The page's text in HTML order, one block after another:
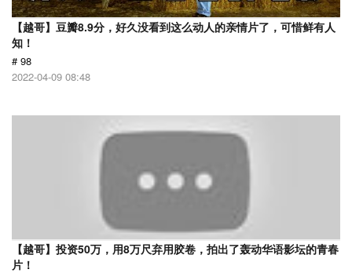
【越哥】豆瓣8.9分，好久没看到这么动人的亲情片了，可惜鲜有人
知！
# 98
2022-04-09 08:48
【越哥】投资50万，用8万尺弃用胶卷，拍出了轰动华语影坛的青春
片！